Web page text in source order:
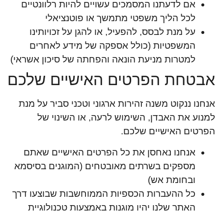
אם לדעתנו המסמכים עשויים להיות רלוונטיים
לכל הליך משפטי מתמשך או פוטנציאלי
על מנת לבסס, להפעיל, או להגן על זכויותינו
המשפטיות (כולל אספקה של מידע לאחרים
למטרות מניעת הונאה והפחתה של סיכון אשראי)
אבטחת הפרטים האישיים שלכם
אנחנו ננקוט משנה זהירות ארגוני וטכני סביר על מנת
למנוע את האבדן, השימוש לרעה, או השינוי של
הפרטים האישיים שלכם.
אנחנו נאחסן את כל הפרטים האישיים שאתם
מספקים בשרתים מאובטחים (המוגנים בסיסמא
ובחומת אש)
כל ההעברות הכספיות הממוחשבות שבוצעו דרך
האתר שלנו יהיו מוגנות באמצעות טכנולוגיית